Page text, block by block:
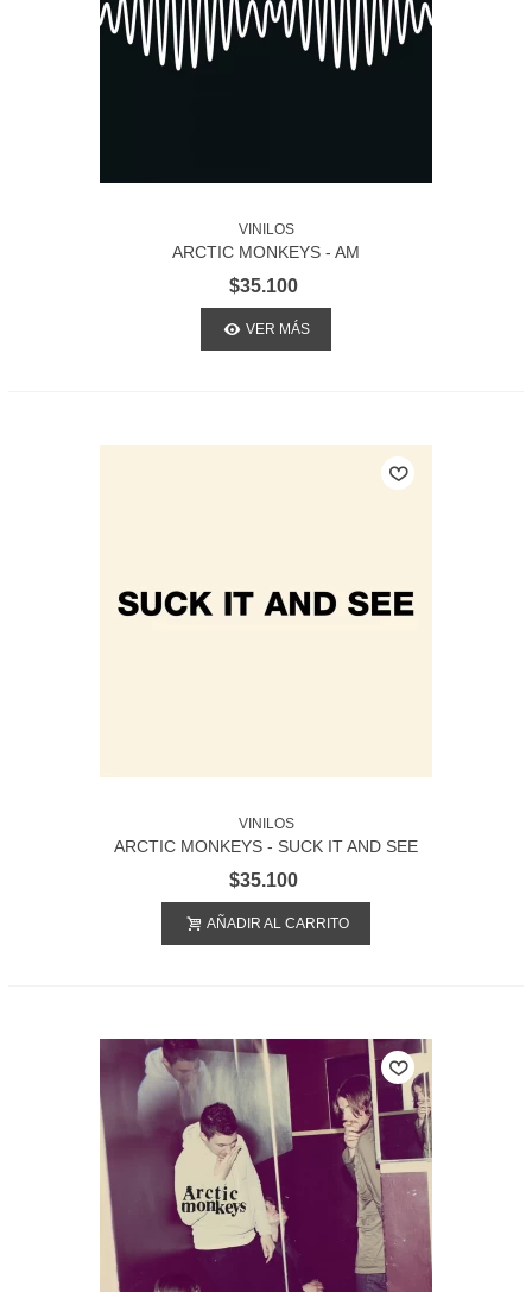
VINILOS
ARCTIC MONKEYS - AM
$35.100
VER MÁS
VINILOS
ARCTIC MONKEYS - SUCK IT AND SEE
$35.100
AÑADIR AL CARRITO